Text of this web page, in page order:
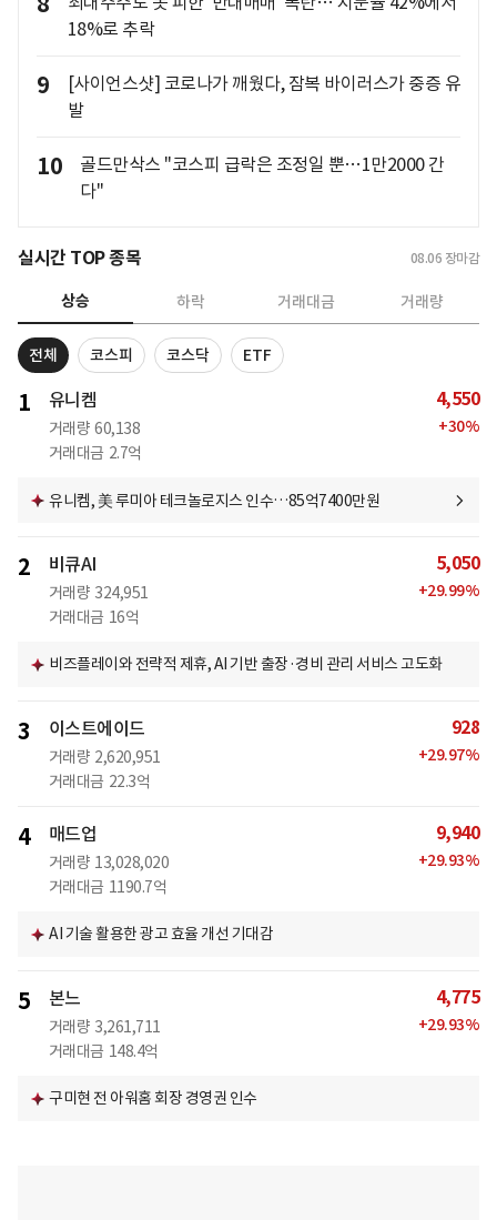
18%로 추락
9
[사이언스샷] 코로나가 깨웠다, 잠복 바이러스가 중증 유
발
10
골드만삭스 "코스피 급락은 조정일 뿐…1만2000 간
다"
실시간 TOP 종목 08.06 장마감
상승 하락 거래대금 거래량
전체 코스피 코스닥 ETF
1 유니켐
거래량 60,138
거래대금 2.7억
4,550
+30%
유니켐, 美 루미아 테크놀로지스 인수…85억7400만원
2 비큐AI
거래량 324,951
거래대금 16억
5,050
+29.99%
비즈플레이와 전략적 제휴, AI 기반 출장·경비 관리 서비스 고도화
3 이스트에이드
거래량 2,620,951
거래대금 22.3억
928
+29.97%
4 매드업
거래량 13,028,020
거래대금 1190.7억
9,940
+29.93%
AI 기술 활용한 광고 효율 개선 기대감
5 본느
거래량 3,261,711
거래대금 148.4억
4,775
+29.93%
구미현 전 아워홈 회장 경영권 인수